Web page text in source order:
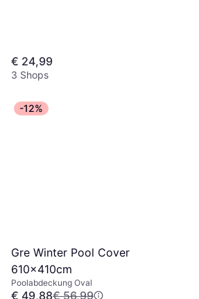
€ 24,99
3 Shops
-12%
Gre Winter Pool Cover
610x410cm
Poolabdeckung Oval
€ 49,88€ 56,99